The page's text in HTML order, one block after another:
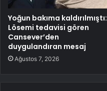
Yoğun bakıma kaldırılmıştı:
Lösemi tedavisi gören
Cansever’den
duygulandıran mesaj
Ağustos 7, 2026